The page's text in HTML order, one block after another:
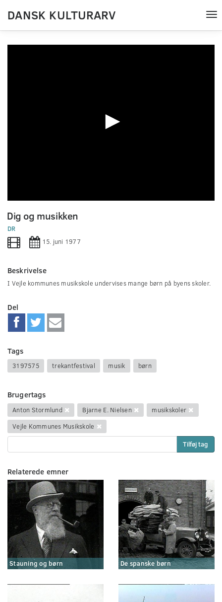
DANSK KULTURARV
seconds
of
0
seconds
Dig og musikken
DR
15. juni 1977
Beskrivelse
I Vejle kommunes musikskole undervises mange børn på byens skoler.
Del
Tags
3197575 trekantfestival musik børn
Brugertags
Anton Stormlund Bjarne E. Nielsen
musikskoler
Vejle Kommunes Musikskole
Tilføj tag
Relaterede emner
Stauning og børn De spanske børn